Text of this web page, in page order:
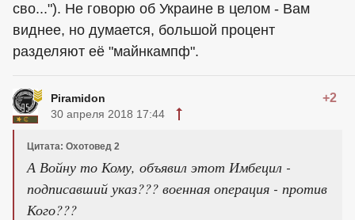
сво..."). Не говорю об Украине в целом - Вам
виднее, но думается, большой процент
разделяют её "майнкампф".
Piramidon +2
30 апреля 2018 17:44
Цитата: Охотовед 2
А Войну то Кому, объявил этот Имбецил -
подписавший указ??? военная операция - против
Кого???